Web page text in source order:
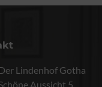
Lindenhof Gotha
Aussicht 5